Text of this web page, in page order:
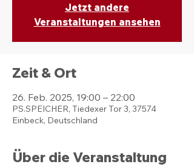
Jetzt andere
Veranstaltungen ansehen
Zeit & Ort
26. Feb. 2025, 19:00 – 22:00
PS.SPEICHER, Tiedexer Tor 3, 37574
Einbeck, Deutschland
Über die Veranstaltung